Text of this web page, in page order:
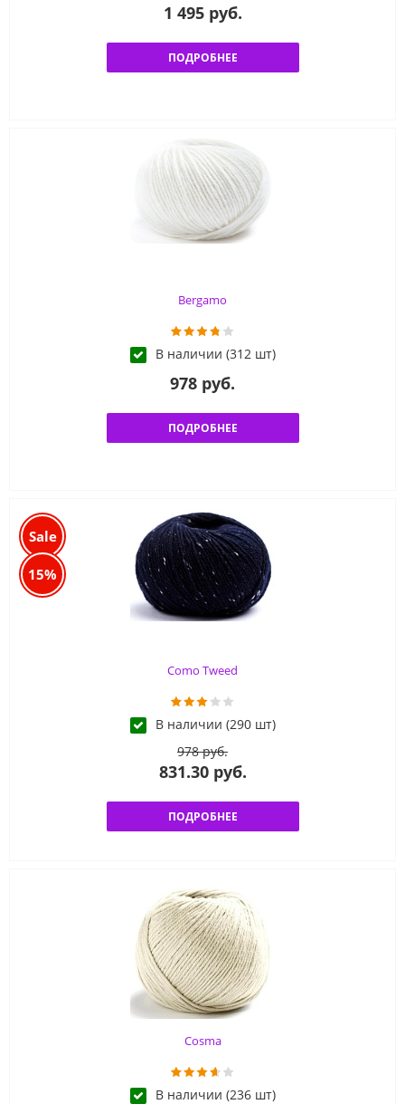
1 495 руб.
ПОДРОБНЕЕ
Bergamo
В наличии (312 шт)
978 руб.
ПОДРОБНЕЕ
Sale
15%
Como Tweed
В наличии (290 шт)
978 руб.
831.30 руб.
ПОДРОБНЕЕ
Cosma
В наличии (236 шт)